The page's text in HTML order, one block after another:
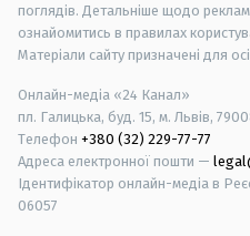
поглядів. Детальніше щодо
ознайомитись в правилах
Матеріали сайту призначені для
Онлайн-медіа «24 Канал»
пл. Галицька, буд. 15, м. Львів,
Телефон +380 (32) 229-77-77
Адреса електронної пошти —
Ідентифікатор онлайн-медіа в
06057